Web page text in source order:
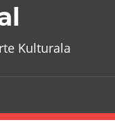
Kulturala